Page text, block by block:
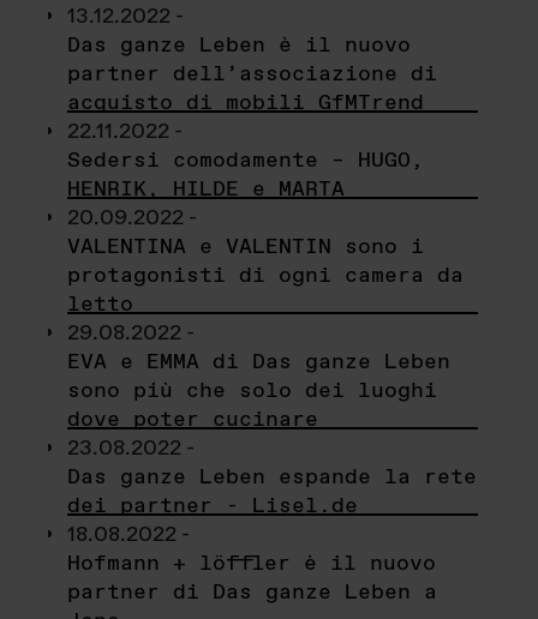
13.12.2022 -
Das ganze Leben è il nuovo
partner dell’associazione di
acquisto di mobili GfMTrend
22.11.2022 -
Sedersi comodamente – HUGO,
HENRIK, HILDE e MARTA
20.09.2022 -
VALENTINA e VALENTIN sono i
protagonisti di ogni camera da
letto
29.08.2022 -
EVA e EMMA di Das ganze Leben
sono più che solo dei luoghi
dove poter cucinare
23.08.2022 -
Das ganze Leben espande la rete
dei partner - Lisel.de
18.08.2022 -
Hofmann + löffler è il nuovo
partner di Das ganze Leben a